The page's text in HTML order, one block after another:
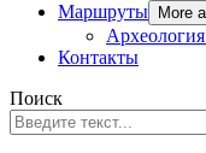
Маршруты
More
Контакты
Поиск